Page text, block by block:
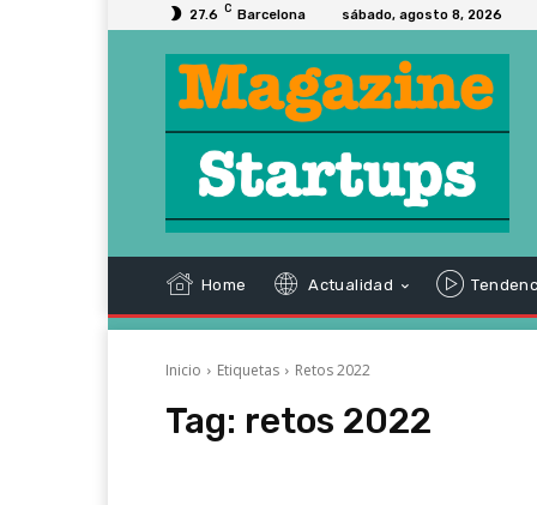
27.6 C Barcelona sábado, agosto 8, 2026
Home Actualidad
Inicio Etiquetas Retos 2022
Tag: retos 2022